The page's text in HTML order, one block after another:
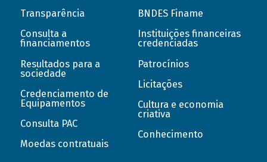
Transparência
Consulta a
financiamentos
Resultados para a
sociedade
Credenciamento de
Equipamentos
Consulta PAC
Moedas contratuais
BNDES Finame
Instituições financeiras
credenciadas
Patrocínios
Licitações
Cultura e economia
criativa
Conhecimento